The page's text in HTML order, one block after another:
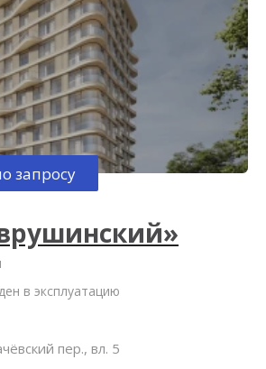
запросу
в эксплуатацию
пер., вл. 5